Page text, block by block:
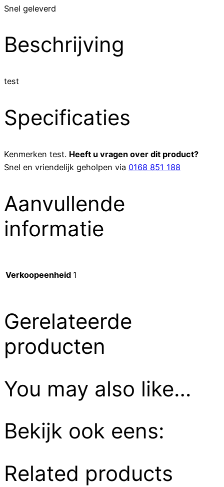
Snel geleverd
Beschrijving
test
Specificaties
Kenmerken test. Heeft u vragen over dit product?
Snel en vriendelijk geholpen via 0168 851 188
Aanvullende
informatie
Verkoopeenheid 1
Gerelateerde
producten
You may also like…
Bekijk ook eens:
Related products